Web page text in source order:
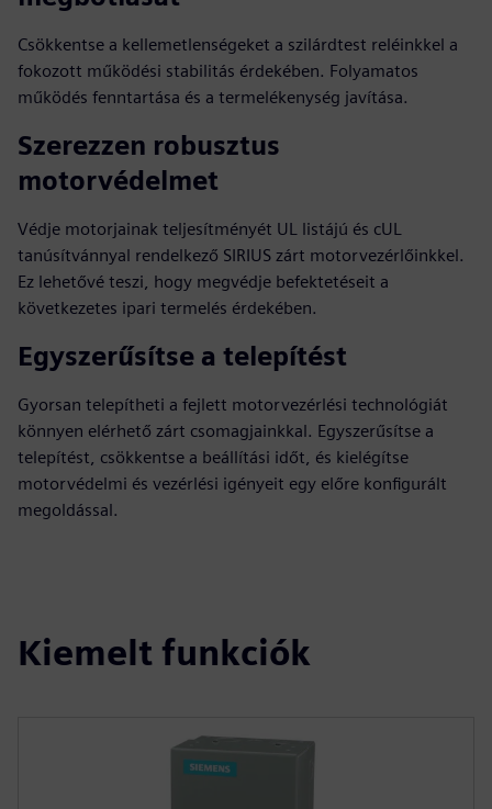
Csökkentse a kellemetlenségeket a szilárdtest reléinkkel a
fokozott működési stabilitás érdekében. Folyamatos
működés fenntartása és a termelékenység javítása.
Szerezzen robusztus
motorvédelmet
Védje motorjainak teljesítményét UL listájú és cUL
tanúsítvánnyal rendelkező SIRIUS zárt motorvezérlőinkkel.
Ez lehetővé teszi, hogy megvédje befektetéseit a
következetes ipari termelés érdekében.
Egyszerűsítse a telepítést
Gyorsan telepítheti a fejlett motorvezérlési technológiát
könnyen elérhető zárt csomagjainkkal. Egyszerűsítse a
telepítést, csökkentse a beállítási időt, és kielégítse
motorvédelmi és vezérlési igényeit egy előre konfigurált
megoldással.
Kiemelt funkciók